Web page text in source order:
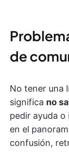
de
No tener una
significa no
pedir ayuda
en el
confusión,